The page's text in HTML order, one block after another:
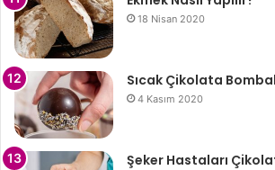
18 Nisan 2020
Sıcak Çikolata
4 Kasım 2020
Şeker Hastaları